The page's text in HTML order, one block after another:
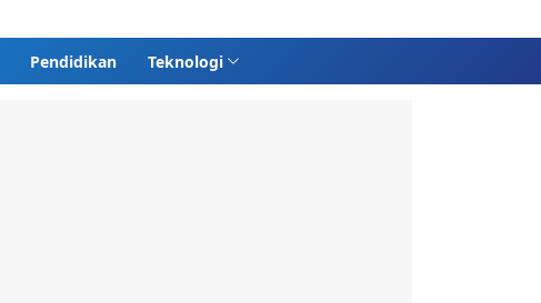
Pendidikan Teknologi